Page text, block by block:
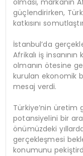
olması, markanın
güçlendirirken,
katkısını
İstanbul’da
Afrikalı iş
olmanın ötesine
kurulan ekonomik
mesaj verdi.
Türkiye’nin üretim
potansiyelini bir
önümüzdeki
gerçekleşmesi
konumunu